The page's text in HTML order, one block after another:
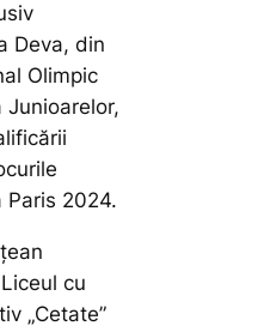
Deva, din
Olimpic
Junioarelor,
Paris 2024.
cu
„Cetate”